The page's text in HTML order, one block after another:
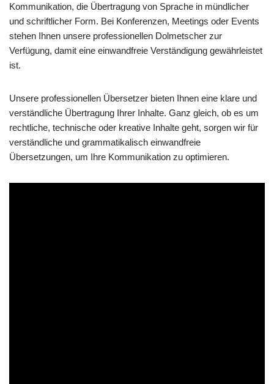
Kommunikation, die Übertragung von Sprache in mündlicher
und schriftlicher Form. Bei Konferenzen, Meetings oder Events
stehen Ihnen unsere professionellen Dolmetscher zur
Verfügung, damit eine einwandfreie Verständigung gewährleistet
ist.
Unsere professionellen Übersetzer bieten Ihnen eine klare und
verständliche Übertragung Ihrer Inhalte. Ganz gleich, ob es um
rechtliche, technische oder kreative Inhalte geht, sorgen wir für
verständliche und grammatikalisch einwandfreie
Übersetzungen, um Ihre Kommunikation zu optimieren.